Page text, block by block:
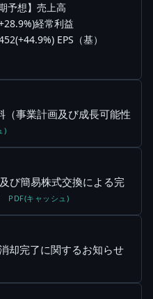
予想】売上高
経常利益
EPS（基）
事業計画及び成長可能性
)
び簡易株式交換による完
PDF(キャッシュ)
却完了に関するお知らせ